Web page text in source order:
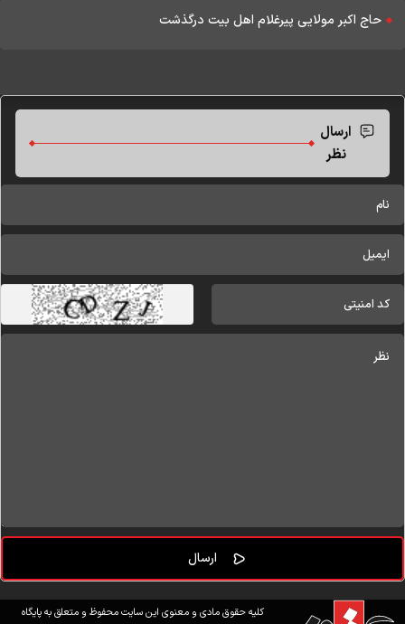
حاج اکبر مولایی پیرغلام اهل بیت درگذشت
ارسال
نظر
کلیه حقوق مادی و معنوی این سایت محفوظ و متعلق به پایگاه